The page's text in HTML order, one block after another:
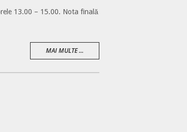
13.00 – 15.00. Nota finală
MAI MULTE ...